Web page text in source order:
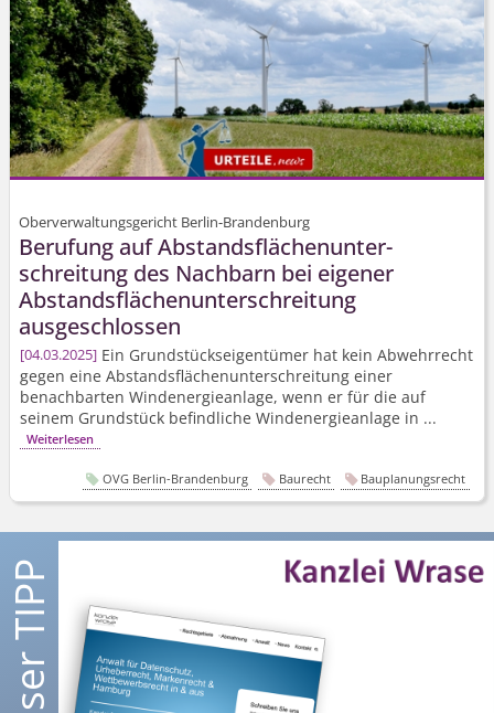
Oberverwaltungsgericht Berlin-Brandenburg
Berufung auf Abstandsflä­chenunter­
schreitung des Nachbarn bei eigener
Abstandsflä­chenunter­schreitung
ausgeschlossen
04.03.2025 Ein Grundstücks­eigentümer hat kein Abwehrrecht
gegen eine Abstandsflä­chenunter­schreitung einer
benachbarten Windenergieanlage, wenn er für die auf
seinem Grundstück befindliche Windenergieanlage in ...
Weiterlesen
OVG Berlin-Brandenburg Baurecht Bauplanungsrecht